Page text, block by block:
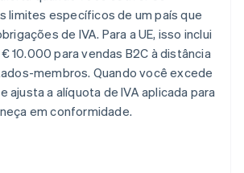
limites específicos de um país que
de IVA. Para a UE, isso inclui
10.000 para vendas B2C à distância
membros. Quando você excede
ajusta a alíquota de IVA aplicada para
em conformidade.